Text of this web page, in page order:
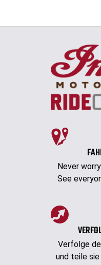
Never
See
Verfolge
und teile sie